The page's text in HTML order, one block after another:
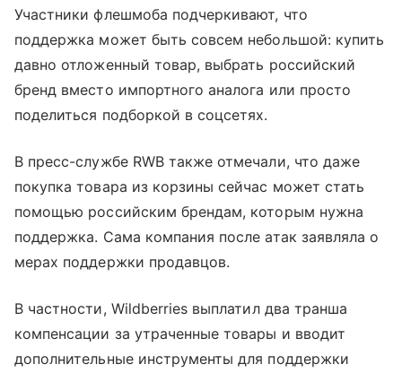
Участники флешмоба подчеркивают, что
поддержка может быть совсем небольшой: купить
давно отложенный товар, выбрать российский
бренд вместо импортного аналога или просто
поделиться подборкой в соцсетях.
В пресс-службе RWB также отмечали, что даже
покупка товара из корзины сейчас может стать
помощью российским брендам, которым нужна
поддержка. Сама компания после атак заявляла о
мерах поддержки продавцов.
В частности, Wildberries выплатил два транша
компенсации за утраченные товары и вводит
дополнительные инструменты для поддержки